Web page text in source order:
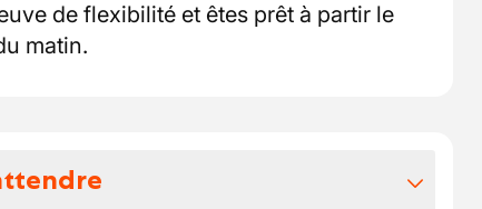
de flexibilité et êtes prêt à partir le
matin.